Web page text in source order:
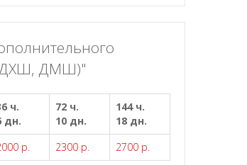
(ДХШ, ДМШ)"
ч.
дн.
72 ч.
10 дн.
144 ч.
18 дн.
р. 2300 р. 2700 р.